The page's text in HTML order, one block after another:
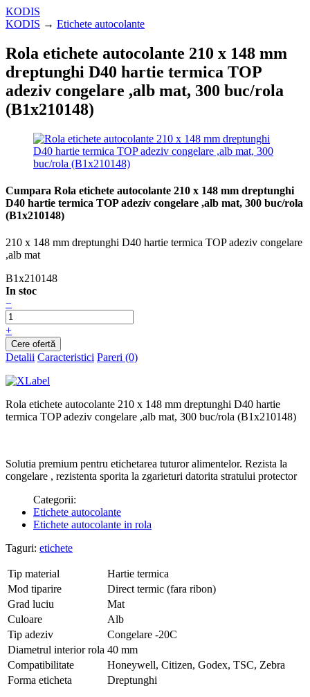
KODIS
KODIS → Etichete autocolante
Rola etichete autocolante 210 x 148 mm
dreptunghi D40 hartie termica TOP
adeziv congelare ,alb mat, 300 buc/rola
(B1x210148)
Cumpara Rola etichete autocolante 210 x 148 mm dreptunghi
D40 hartie termica TOP adeziv congelare ,alb mat, 300 buc/rola
(B1x210148)
210 x 148 mm dreptunghi D40 hartie termica TOP adeziv congelare
,alb mat
B1x210148
In stoc
−
+
Detalii Caracteristici Pareri (0)
Rola etichete autocolante 210 x 148 mm dreptunghi D40 hartie
termica TOP adeziv congelare ,alb mat, 300 buc/rola (B1x210148)
Solutia premium pentru etichetarea tuturor alimentelor. Rezista la
congelare , rezistenta sporita la zgarieturi datorita stratului protector
Categorii:
Etichete autocolante
Etichete autocolante in rola
Taguri: etichete
Tip material
Hartie termica
Mod tiparire
Direct termic (fara ribon)
Grad luciu
Mat
Culoare
Alb
Tip adeziv
Congelare -20C
Diametrul interior rola 40 mm
Compatibilitate
Honeywell, Citizen, Godex, TSC, Zebra
Forma eticheta
Dreptunghi